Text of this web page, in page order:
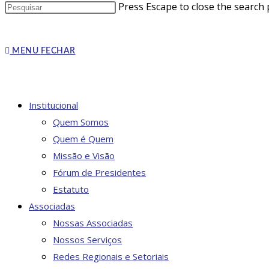
Press Escape to close the search
MENU FECHAR
Institucional
Quem Somos
Quem é Quem
Missão e Visão
Fórum de Presidentes
Estatuto
Associadas
Nossas Associadas
Nossos Serviços
Redes Regionais e Setoriais